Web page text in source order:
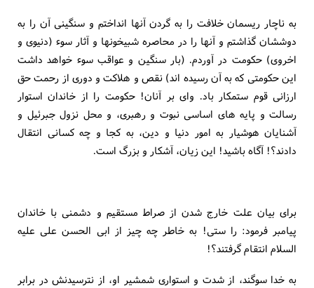
به ناچار ريسمان خلافت را به گردن آنها انداختم و سنگينى آن را به
دوششان گذاشتم و آنها را در محاصره شبيخونها و آثار سوء (دنيوى و
اخروى) حكومت در آوردم. (بار سنگين و عواقب سوء خواهد داشت
اين حكومتى كه به آن رسيده اند) نقص و هلاكت و دورى از رحمت حق
ارزانى قوم ستمكار باد. واى بر آنان! حكومت را از خاندان استوار
رسالت و پايه هاى اساسى نبوت و رهبرى، و محل نزول جبرئيل و
آشنايان هوشيار به امور دنيا و دين، به كجا و چه كسانى انتقال
دادند؟! آگاه باشيد! اين زيان، آشكار و بزرگ است.
براى بيان علت خارج شدن از صراط مستقيم و دشمنى با خاندان
پيامبر فرمود: را ستى! به خاطر چه چيز از ابى الحسن على عليه
السلام انتقام گرفتند؟!
به خدا سوگند، از شدت و استوارى شمشير او، از نترسيدنش در برابر